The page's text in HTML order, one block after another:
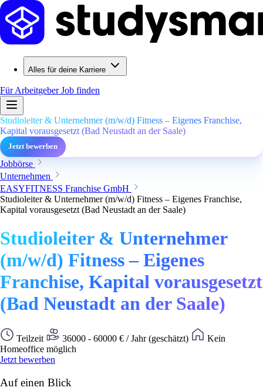
Alles für deine Karriere
Für ArbeitgeberJob finden
Studioleiter & Unternehmer (m/w/d) Fitness – Eigenes Franchise,
Kapital vorausgesetzt (Bad Neustadt an der Saale)
Jetzt bewerben
Jobbörse
Unternehmen
EASYFITNESS Franchise GmbH
Studioleiter & Unternehmer (m/w/d) Fitness – Eigenes Franchise,
Kapital vorausgesetzt (Bad Neustadt an der Saale)
Studioleiter & Unternehmer
(m/w/d) Fitness – Eigenes
Franchise, Kapital vorausgesetzt
(Bad Neustadt an der Saale)
Teilzeit 36000 - 60000 € / Jahr (geschätzt)
Kein
Homeoffice möglich
Jetzt bewerben
Auf einen Blick